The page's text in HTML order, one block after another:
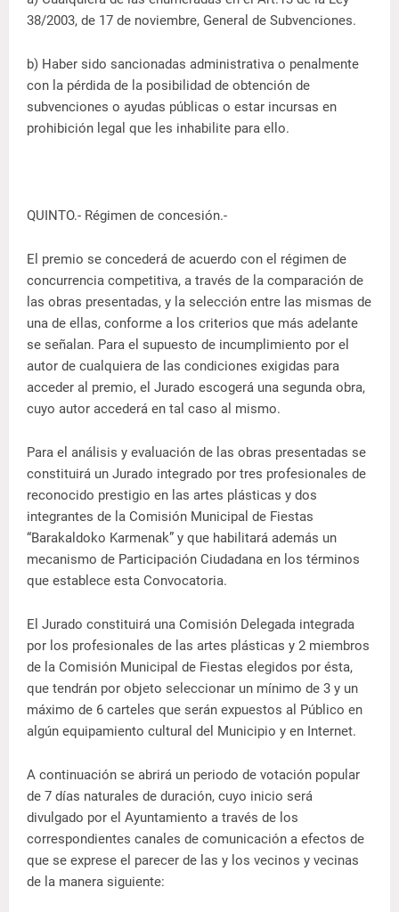
38/2003, de 17 de noviembre, General de Subvenciones.
b) Haber sido sancionadas administrativa o penalmente
con la pérdida de la posibilidad de obtención de
subvenciones o ayudas públicas o estar incursas en
prohibición legal que les inhabilite para ello.
QUINTO.- Régimen de concesión.-
El premio se concederá de acuerdo con el régimen de
concurrencia competitiva, a través de la comparación de
las obras presentadas, y la selección entre las mismas de
una de ellas, conforme a los criterios que más adelante
se señalan. Para el supuesto de incumplimiento por el
autor de cualquiera de las condiciones exigidas para
acceder al premio, el Jurado escogerá una segunda obra,
cuyo autor accederá en tal caso al mismo.
Para el análisis y evaluación de las obras presentadas se
constituirá un Jurado integrado por tres profesionales de
reconocido prestigio en las artes plásticas y dos
integrantes de la Comisión Municipal de Fiestas
“Barakaldoko Karmenak” y que habilitará además un
mecanismo de Participación Ciudadana en los términos
que establece esta Convocatoria.
El Jurado constituirá una Comisión Delegada integrada
por los profesionales de las artes plásticas y 2 miembros
de la Comisión Municipal de Fiestas elegidos por ésta,
que tendrán por objeto seleccionar un mínimo de 3 y un
máximo de 6 carteles que serán expuestos al Público en
algún equipamiento cultural del Municipio y en Internet.
A continuación se abrirá un periodo de votación popular
de 7 días naturales de duración, cuyo inicio será
divulgado por el Ayuntamiento a través de los
correspondientes canales de comunicación a efectos de
que se exprese el parecer de las y los vecinos y vecinas
de la manera siguiente: